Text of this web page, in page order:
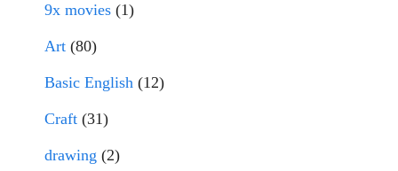
9x movies (1)
Art (80)
Basic English (12)
Craft (31)
drawing (2)